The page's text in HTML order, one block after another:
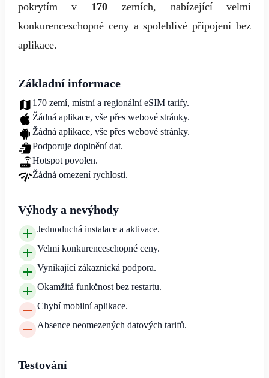
pokrytím v 170 zemích, nabízející velmi
konkurenceschopné ceny a spolehlivé připojení bez
aplikace.
Základní informace
170 zemí, místní a regionální eSIM tarify.
Žádná aplikace, vše přes webové stránky.
Žádná aplikace, vše přes webové stránky.
Podporuje doplnění dat.
Hotspot povolen.
Žádná omezení rychlosti.
Výhody a nevýhody
Jednoduchá instalace a aktivace.
Velmi konkurenceschopné ceny.
Vynikající zákaznická podpora.
Okamžitá funkčnost bez restartu.
Chybí mobilní aplikace.
Absence neomezených datových tarifů.
Testování